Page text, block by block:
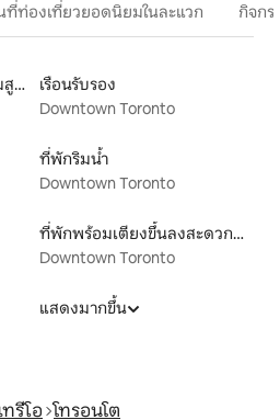
ที่ท่องเที่ยวยอดนิยมในละแวก กิจกร
ที่พักพร้อมสุขภัณฑ์ที่มีความสูงเหมาะสำหรับผู้พิการ
เรือนรับรอง
Downtown Toronto
ที่พักริมน้ำ
Downtown Toronto
ที่พักพร้อมเตียงขึ้นลงสะดวกสำหรับผู้พิการ
Downtown Toronto
แสดงมากขึ้น
รีโอ โทรอนโต